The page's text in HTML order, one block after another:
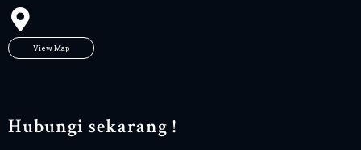
View Map
Hubungi sekarang !